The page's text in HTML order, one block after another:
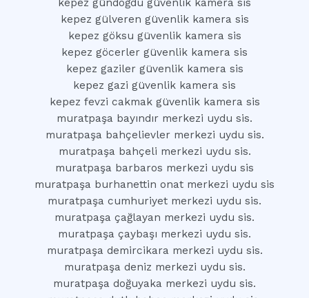
kepez gündoğdu güvenlik kamera sis
kepez gülveren güvenlik kamera sis
kepez göksu güvenlik kamera sis
kepez göcerler güvenlik kamera sis
kepez gaziler güvenlik kamera sis
kepez gazi güvenlik kamera sis
kepez fevzi cakmak güvenlik kamera sis
muratpaşa bayındır merkezi uydu sis.
muratpaşa bahçelievler merkezi uydu sis.
muratpaşa bahçeli merkezi uydu sis.
muratpaşa barbaros merkezi uydu sis
muratpaşa burhanettin onat merkezi uydu sis
muratpaşa cumhuriyet merkezi uydu sis.
muratpaşa çağlayan merkezi uydu sis.
muratpaşa çaybaşı merkezi uydu sis.
muratpaşa demircikara merkezi uydu sis.
muratpaşa deniz merkezi uydu sis.
muratpaşa doğuyaka merkezi uydu sis.